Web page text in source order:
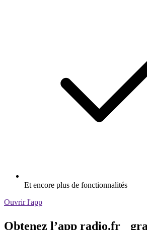
Et encore plus de fonctionnalités
Ouvrir l'app
Obtenez l’app radio.fr